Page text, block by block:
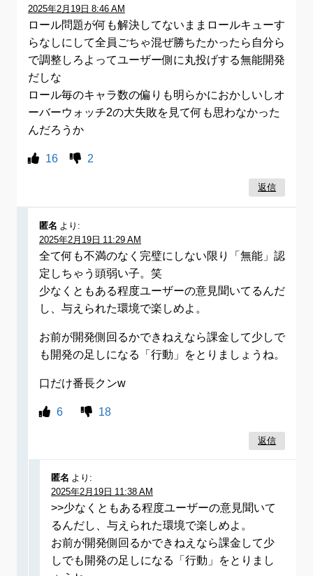
2025年2月19日 8:46 AM
ロール問題が何も解決してないままロールキューす
らなしにして全員ごちゃ混ぜ勝ちたかったら自分ら
で調整しろよってユーザー側に丸投げする無能開発
だしな
ロール毎のキャラ数の偏りも明らかにおかしいしオ
ーバーウォッチ2の大失敗を見て何も思わなかった
んだろうか
16 2
返信
匿名
より:
2025年2月19日 11:29 AM
全て何も不満のなく完璧にしない限り「無能」認
定しちゃう頭弱い子。笑
少なくともある程度ユーザーの意見聞いてるんだ
し、与えられた環境で楽しめよ。
お前が開発側回るかできねえなら課金して少しで
も開発の足しになる「行動」をとりましょうね。
口だけ番長クンw
6 18
返信
匿名
より:
2025年2月19日 11:38 AM
>>少なくともある程度ユーザーの意見聞いて
るんだし、与えられた環境で楽しめよ。
お前が開発側回るかできねえなら課金して少
しでも開発の足しになる「行動」をとりまし